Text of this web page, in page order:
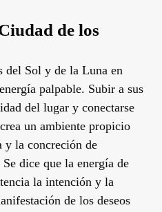
de los
del Sol y de la Luna en
palpable. Subir a sus
del lugar y conectarse
un ambiente propicio
y la concreción de
Se dice que la energía de
la intención y la
de los deseos